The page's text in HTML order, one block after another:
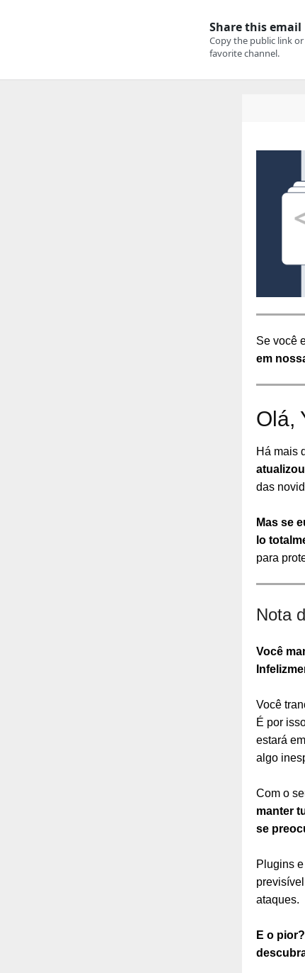
Se você
em
Olá,
Há mais
das
Mas se
lo
para
Nota
Você
Você
É por
estará
algo
Com o
manter
se
Plugins
ataques.
E o